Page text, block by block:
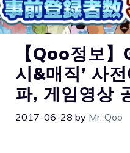
【Qoo정보
시&매직’ 사
파, 게임영상
2017-06-28 by Mr. Qoo